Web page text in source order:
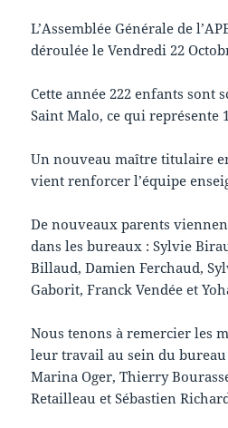
L’Assemblée Générale de
déroulée le Vendredi 22
Cette année 222 enfants sont
Saint Malo, ce qui représente
Un nouveau maître titulaire
vient renforcer l’équipe
De nouveaux parents
dans les bureaux : Sylvie
Billaud, Damien Ferchaud,
Gaborit, Franck Vendée et
Nous tenons à remercier les
leur travail au sein du
Marina Oger, Thierry
Retailleau et Sébastien